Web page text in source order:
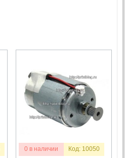
0 в наличии Код: 10050